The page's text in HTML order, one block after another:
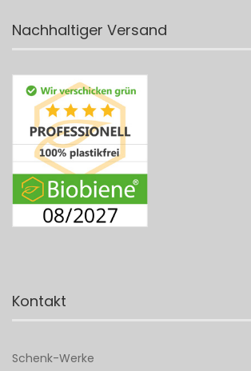
Nachhaltiger Versand
Kontakt
Schenk-Werke